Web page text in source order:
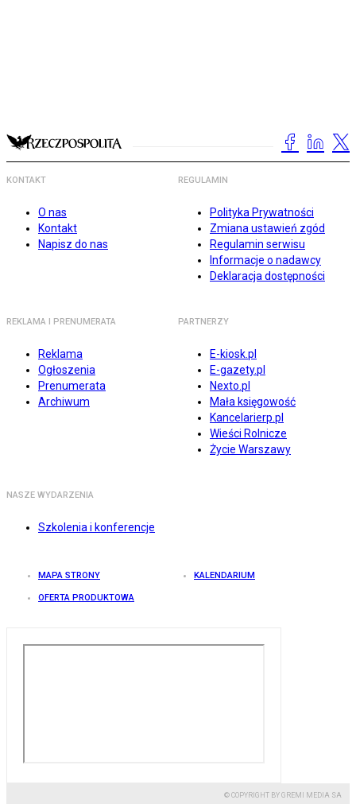
KONTAKT
O nas
Kontakt
Napisz do nas
REGULAMIN
Polityka Prywatności
Zmiana ustawień zgód
Regulamin serwisu
Informacje o nadawcy
Deklaracja dostępności
REKLAMA I PRENUMERATA
Reklama
Ogłoszenia
Prenumerata
Archiwum
PARTNERZY
E-kiosk.pl
E-gazety.pl
Nexto.pl
Mała księgowość
Kancelarierp.pl
Wieści Rolnicze
Życie Warszawy
NASZE WYDARZENIA
Szkolenia i konferencje
MAPA STRONY KALENDARIUM
OFERTA PRODUKTOWA
© COPYRIGHT BY GREMI MEDIA SA